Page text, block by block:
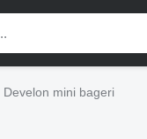
Develon mini bageri